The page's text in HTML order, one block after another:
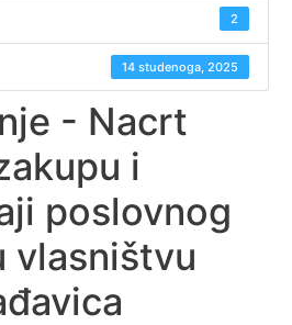
2
14 studenoga, 2025
- Nacrt
i
poslovnog
vlasništvu